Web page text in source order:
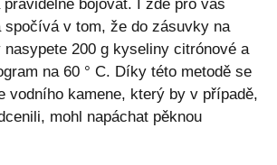
pravidelně bojovat. I zde pro vás
spočívá v tom, že do zásuvky na
200 g kyseliny citrónové a
na 60 ° C. Díky této metodě se
vodního kamene, který by v případě,
mohl napáchat pěknou